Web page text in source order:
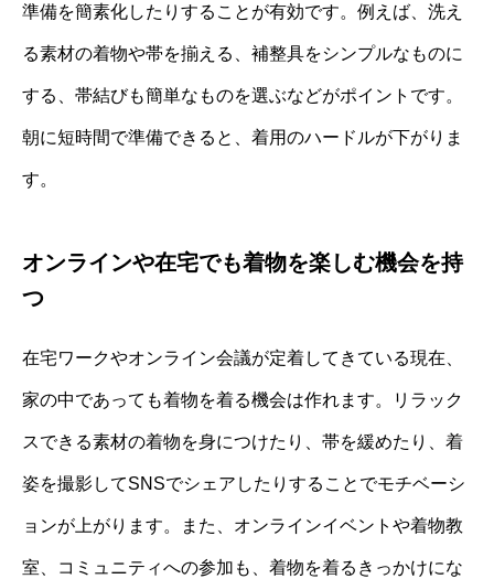
準備を簡素化したりすることが有効です。例えば、洗え
る素材の着物や帯を揃える、補整具をシンプルなものに
する、帯結びも簡単なものを選ぶなどがポイントです。
朝に短時間で準備できると、着用のハードルが下がりま
す。
オンラインや在宅でも着物を楽しむ機会を持
つ
在宅ワークやオンライン会議が定着してきている現在、
家の中であっても着物を着る機会は作れます。リラック
スできる素材の着物を身につけたり、帯を緩めたり、着
姿を撮影してSNSでシェアしたりすることでモチベーシ
ョンが上がります。また、オンラインイベントや着物教
室、コミュニティへの参加も、着物を着るきっかけにな